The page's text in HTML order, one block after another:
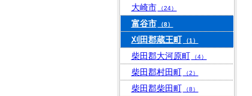
大崎市 （24）
富谷市 （8）
刈田郡蔵王町 （1）
柴田郡大河原町 （4）
柴田郡村田町 （2）
柴田郡柴田町 （8）